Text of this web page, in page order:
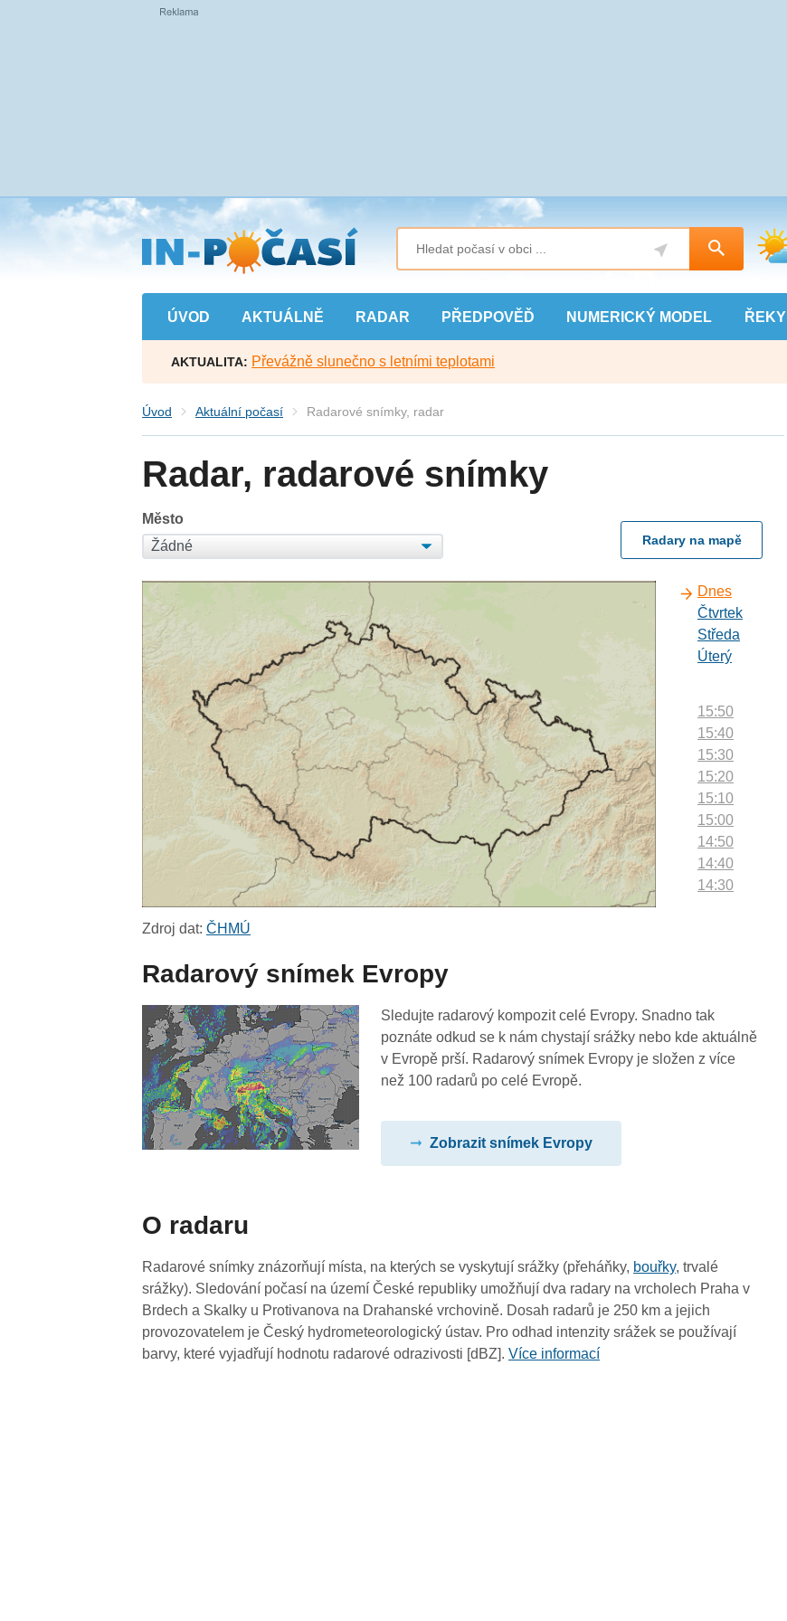
Přejít
na
hlavní
obsah
ÚVOD AKTUÁLNĚ RADAR PŘEDPOVĚĎ NUMERICKÝ MODEL ŘEKY
AKTUALITA: Převážně slunečno s letními teplotami
Úvod Aktuální počasí Radarové snímky, radar
Radar, radarové snímky
Město
Radary na mapě
Dnes
Čtvrtek
Středa
Úterý
15:50
15:40
15:30
15:20
15:10
15:00
14:50
14:40
14:30
13:30
13:20
13:10
11:30
11:20
11:10
11:00
Zdroj dat:ČHMÚ
Radarový snímek Evropy
Sledujte radarový kompozit celé Evropy. Snadno tak
poznáte odkud se k nám chystají srážky nebo kde aktuálně
v Evropě prší. Radarový snímek Evropy je složen z více
než 100 radarů po celé Evropě.
Zobrazit snímek Evropy
O radaru
Radarové snímky znázorňují místa, na kterých se vyskytují srážky (přeháňky, bouřky, trvalé
srážky). Sledování počasí na území České republiky umožňují dva radary na vrcholech Praha v
Brdech a Skalky u Protivanova na Drahanské vrchovině. Dosah radarů je 250 km a jejich
provozovatelem je Český hydrometeorologický ústav. Pro odhad intenzity srážek se používají
barvy, které vyjadřují hodnotu radarové odrazivosti [dBZ].Více informací